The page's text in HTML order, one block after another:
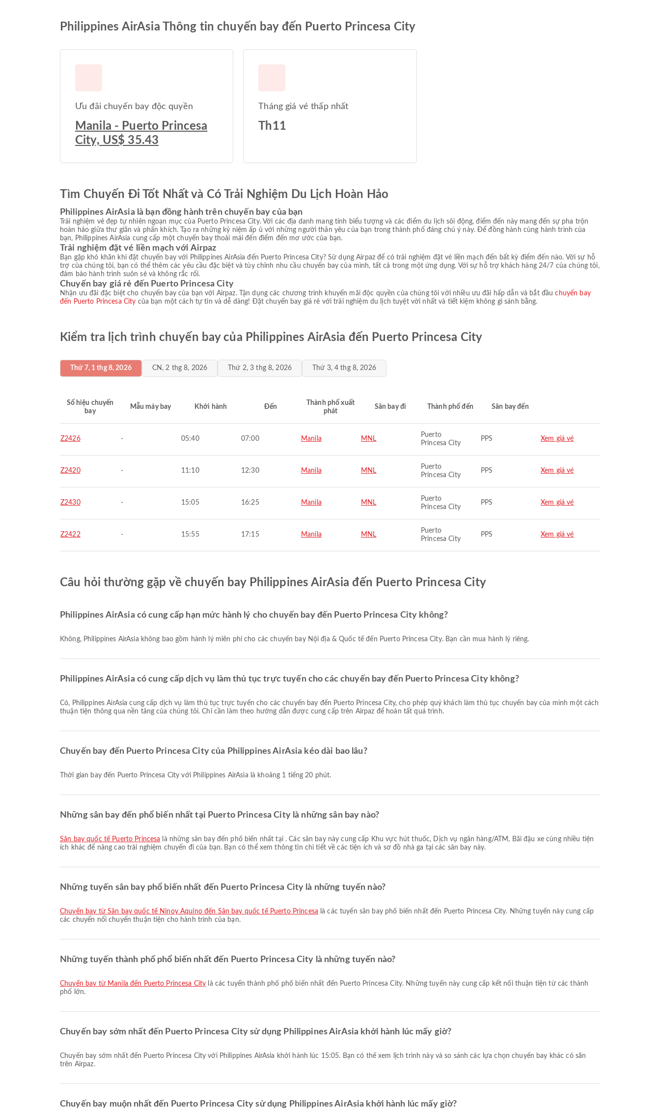
Philippines AirAsia Thông tin chuyến bay đến Puerto Princesa City
Ưu đãi chuyến bay độc quyền
Manila - Puerto Princesa
City, US$ 35.43
Tháng giá vé thấp nhất
Th11
Tìm Chuyến Đi Tốt Nhất và Có Trải Nghiệm Du Lịch Hoàn Hảo
Philippines AirAsia là bạn đồng hành trên chuyến bay của bạn
Trải nghiệm vẻ đẹp tự nhiên ngoạn mục của Puerto Princesa City. Với các địa danh mang tính biểu tượng và các điểm du lịch sôi động, điểm đến này mang đến sự pha trộn
hoàn hảo giữa thư giãn và phấn khích. Tạo ra những kỷ niệm ấp ủ với những người thân yêu của bạn trong thành phố đáng chú ý này. Để đồng hành cùng hành trình của
bạn, Philippines AirAsia cung cấp một chuyến bay thoải mái đến điểm đến mơ ước của bạn.
Trải nghiệm đặt vé liền mạch với Airpaz
Bạn gặp khó khăn khi đặt chuyến bay với Philippines AirAsia đến Puerto Princesa City? Sử dụng Airpaz để có trải nghiệm đặt vé liền mạch đến bất kỳ điểm đến nào. Với sự hỗ
trợ của chúng tôi, bạn có thể thêm các yêu cầu đặc biệt và tùy chỉnh nhu cầu chuyến bay của mình, tất cả trong một ứng dụng. Với sự hỗ trợ khách hàng 24/7 của chúng tôi,
đảm bảo hành trình suôn sẻ và không rắc rối.
Chuyến bay giá rẻ đến Puerto Princesa City
Nhận ưu đãi đặc biệt cho chuyến bay của bạn với Airpaz. Tận dụng các chương trình khuyến mãi độc quyền của chúng tôi với nhiều ưu đãi hấp dẫn và bắt đầuchuyến bay
đến Puerto Princesa City của bạn một cách tự tin và dễ dàng! Đặt chuyến bay giá rẻ với trải nghiệm du lịch tuyệt vời nhất và tiết kiệm không gì sánh bằng.
Kiểm tra lịch trình chuyến bay của Philippines AirAsia đến Puerto Princesa City
Thứ 7, 1 thg 8, 2026 CN, 2 thg 8, 2026 Thứ 2, 3 thg 8, 2026 Thứ 3, 4 thg 8, 2026
Số hiệu chuyến
bay
Mẫu máy bay Khởi hành Đến
Thành phố xuất
phát
Sân bay đi Thành phố đến Sân bay đến
Z2426 - 05:40 07:00 Manila MNL
Puerto
Princesa City
PPS Xem giá vé
Z2420 - 11:10 12:30 Manila MNL
Puerto
Princesa City
PPS Xem giá vé
Z2430 - 15:05 16:25 Manila MNL
Puerto
Princesa City
PPS Xem giá vé
Z2422 - 15:55 17:15 Manila MNL
Puerto
Princesa City
PPS Xem giá vé
Câu hỏi thường gặp về chuyến bay Philippines AirAsia đến Puerto Princesa City
Philippines AirAsia có cung cấp hạn mức hành lý cho chuyến bay đến Puerto Princesa City không?
Không, Philippines AirAsia không bao gồm hành lý miễn phí cho các chuyến bay Nội địa & Quốc tế đến Puerto Princesa City. Bạn cần mua hành lý riêng.
Philippines AirAsia có cung cấp dịch vụ làm thủ tục trực tuyến cho các chuyến bay đến Puerto Princesa City không?
Có, Philippines AirAsia cung cấp dịch vụ làm thủ tục trực tuyến cho các chuyến bay đến Puerto Princesa City, cho phép quý khách làm thủ tục chuyến bay của mình một cách
thuận tiện thông qua nền tảng của chúng tôi. Chỉ cần làm theo hướng dẫn được cung cấp trên Airpaz để hoàn tất quá trình.
Chuyến bay đến Puerto Princesa City của Philippines AirAsia kéo dài bao lâu?
Thời gian bay đến Puerto Princesa City với Philippines AirAsia là khoảng 1 tiếng 20 phút.
Những sân bay đến phổ biến nhất tại Puerto Princesa City là những sân bay nào?
Sân bay quốc tế Puerto Princesa là những sân bay đến phổ biến nhất tại . Các sân bay này cung cấp Khu vực hút thuốc, Dịch vụ ngân hàng/ATM, Bãi đậu xe cùng nhiều tiện
ích khác để nâng cao trải nghiệm chuyến đi của bạn. Bạn có thể xem thông tin chi tiết về các tiện ích và sơ đồ nhà ga tại các sân bay này.
Những tuyến sân bay phổ biến nhất đến Puerto Princesa City là những tuyến nào?
chuyến bay từ Sân bay quốc tế Ninoy Aquino đến Sân bay quốc tế Puerto Princesa là các tuyến sân bay phổ biến nhất đến Puerto Princesa City. Những tuyến này cung cấp
các chuyến nối chuyến thuận tiện cho hành trình của bạn.
Những tuyến thành phố phổ biến nhất đến Puerto Princesa City là những tuyến nào?
chuyến bay từ Manila đến Puerto Princesa City là các tuyến thành phố phổ biến nhất đến Puerto Princesa City. Những tuyến này cung cấp kết nối thuận tiện từ các thành
phố lớn.
Chuyến bay sớm nhất đến Puerto Princesa City sử dụng Philippines AirAsia khởi hành lúc mấy giờ?
Chuyến bay sớm nhất đến Puerto Princesa City với Philippines AirAsia khởi hành lúc 15:05. Bạn có thể xem lịch trình này và so sánh các lựa chọn chuyến bay khác có sẵn
trên Airpaz.
Chuyến bay muộn nhất đến Puerto Princesa City sử dụng Philippines AirAsia khởi hành lúc mấy giờ?